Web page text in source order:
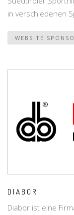
in verschiedenen
WEBSITE
DIABOR
Diabor ist eine